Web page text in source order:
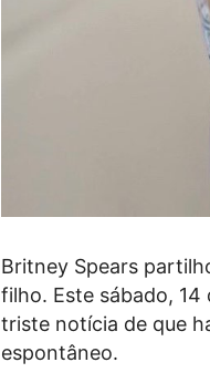
Britney Spears
filho. Este sábado,
triste notícia de que
espontâneo.